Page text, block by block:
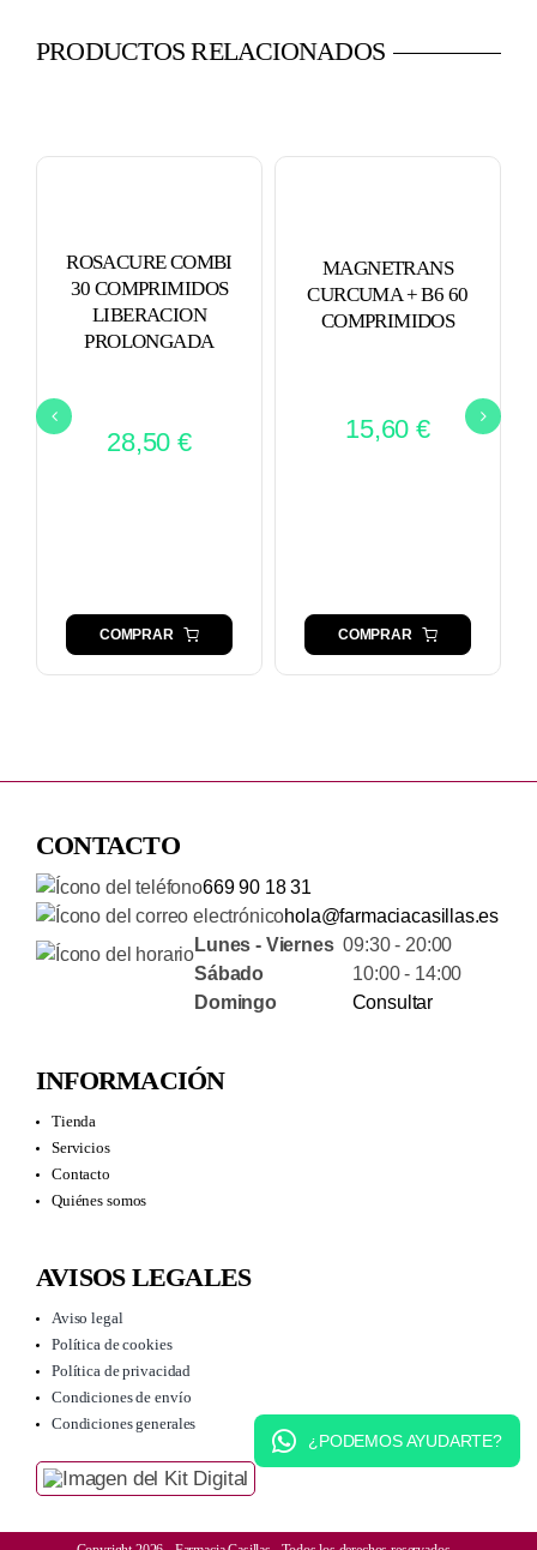
PRODUCTOS RELACIONADOS
ROSACURE COMBI
30 COMPRIMIDOS
LIBERACION
PROLONGADA
28,50 €
COMPRAR
MAGNETRANS
CURCUMA + B6 60
COMPRIMIDOS
15,60 €
COMPRAR
CONTACTO
669 90 18 31
hola@farmaciacasillas.es
Lunes - Viernes09:30 - 20:00
Sábado 10:00 - 14:00
Domingo
Consultar
INFORMACIÓN
Tienda
Servicios
Contacto
Quiénes somos
AVISOS LEGALES
Aviso legal
Política de cookies
Política de privacidad
Condiciones de envío
Condiciones generales
¿PODEMOS AYUDARTE?